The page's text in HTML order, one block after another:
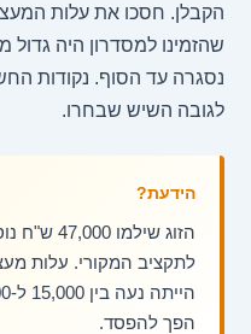
הקבלן. חסכו את עלות
נסגרה עד הסוף. נקודות
לגובה השיש שבחרו.
הידעת?
הזוג
לתקציב המקורי. עלות
הפך להפסד.